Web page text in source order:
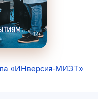
«ИНверсия-МИЭТ»